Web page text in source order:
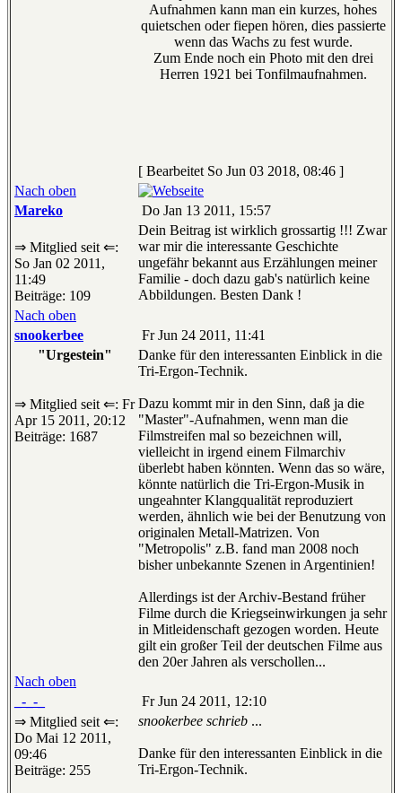
Aufnahmen kann man ein kurzes, hohes
quietschen oder fiepen hören, dies passierte
wenn das Wachs zu fest wurde.
Zum Ende noch ein Photo mit den drei
Herren 1921 bei Tonfilmaufnahmen.
[ Bearbeitet So Jun 03 2018, 08:46 ]
Nach oben
Mareko
Do Jan 13 2011, 15:57
⇒ Mitglied seit ⇐:
So Jan 02 2011,
11:49
Beiträge: 109
Dein Beitrag ist wirklich grossartig !!! Zwar
war mir die interessante Geschichte
ungefähr bekannt aus Erzählungen meiner
Familie - doch dazu gab's natürlich keine
Abbildungen. Besten Dank !
Nach oben
snookerbee
Fr Jun 24 2011, 11:41
"Urgestein"
⇒ Mitglied seit ⇐: Fr
Apr 15 2011, 20:12
Beiträge: 1687
Danke für den interessanten Einblick in die
Tri-Ergon-Technik.
Dazu kommt mir in den Sinn, daß ja die
"Master"-Aufnahmen, wenn man die
Filmstreifen mal so bezeichnen will,
vielleicht in irgend einem Filmarchiv
überlebt haben könnten. Wenn das so wäre,
könnte natürlich die Tri-Ergon-Musik in
ungeahnter Klangqualität reproduziert
werden, ähnlich wie bei der Benutzung von
originalen Metall-Matrizen. Von
"Metropolis" z.B. fand man 2008 noch
bisher unbekannte Szenen in Argentinien!
Allerdings ist der Archiv-Bestand früher
Filme durch die Kriegseinwirkungen ja sehr
in Mitleidenschaft gezogen worden. Heute
gilt ein großer Teil der deutschen Filme aus
den 20er Jahren als verschollen...
Nach oben
_-_-_
Fr Jun 24 2011, 12:10
⇒ Mitglied seit ⇐:
Do Mai 12 2011,
09:46
Beiträge: 255
snookerbee schrieb ...
Danke für den interessanten Einblick in die
Tri-Ergon-Technik.